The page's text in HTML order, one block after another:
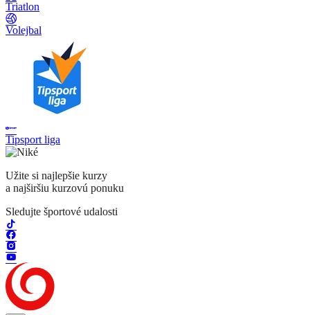
Triatlon
Volejbal
Tipsport liga
Užite si najlepšie kurzy
a najširšiu kurzovú ponuku
Sledujte športové udalosti